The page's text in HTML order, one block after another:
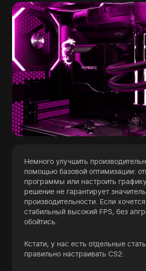
Немного улучшить
помощью базовой оптимизации:
программы или настроить
решение не гарантирует
производительности. Если
стабильный высокий FPS, без
обойтись.
Кстати, у нас есть отдельные
правильно настраивать CS2: